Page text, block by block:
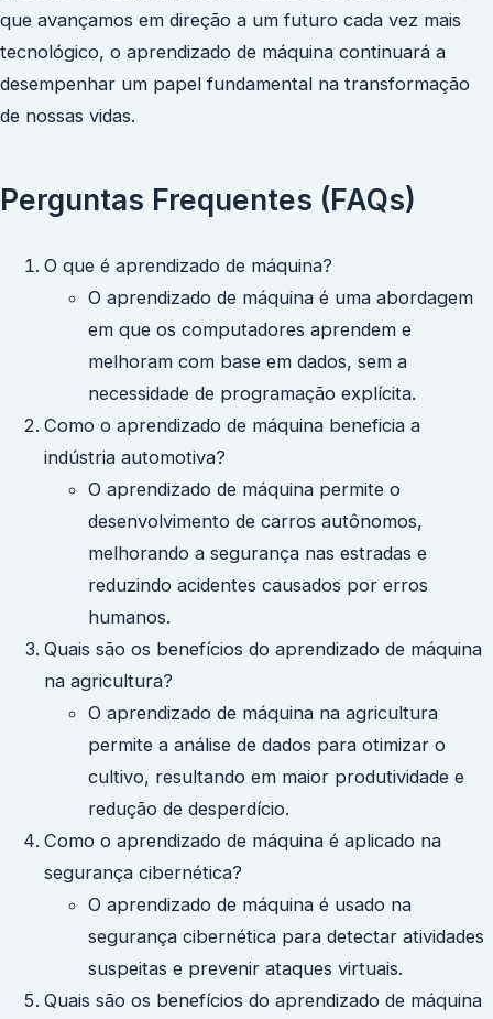
que avançamos em direção a um futuro cada vez mais
tecnológico, o aprendizado de máquina continuará a
desempenhar um papel fundamental na transformação
de nossas vidas.
Perguntas Frequentes (FAQs)
O que é aprendizado de máquina?
O aprendizado de máquina é uma abordagem
em que os computadores aprendem e
melhoram com base em dados, sem a
necessidade de programação explícita.
Como o aprendizado de máquina beneficia a
indústria automotiva?
O aprendizado de máquina permite o
desenvolvimento de carros autônomos,
melhorando a segurança nas estradas e
reduzindo acidentes causados por erros
humanos.
Quais são os benefícios do aprendizado de máquina
na agricultura?
O aprendizado de máquina na agricultura
permite a análise de dados para otimizar o
cultivo, resultando em maior produtividade e
redução de desperdício.
Como o aprendizado de máquina é aplicado na
segurança cibernética?
O aprendizado de máquina é usado na
segurança cibernética para detectar atividades
suspeitas e prevenir ataques virtuais.
Quais são os benefícios do aprendizado de máquina